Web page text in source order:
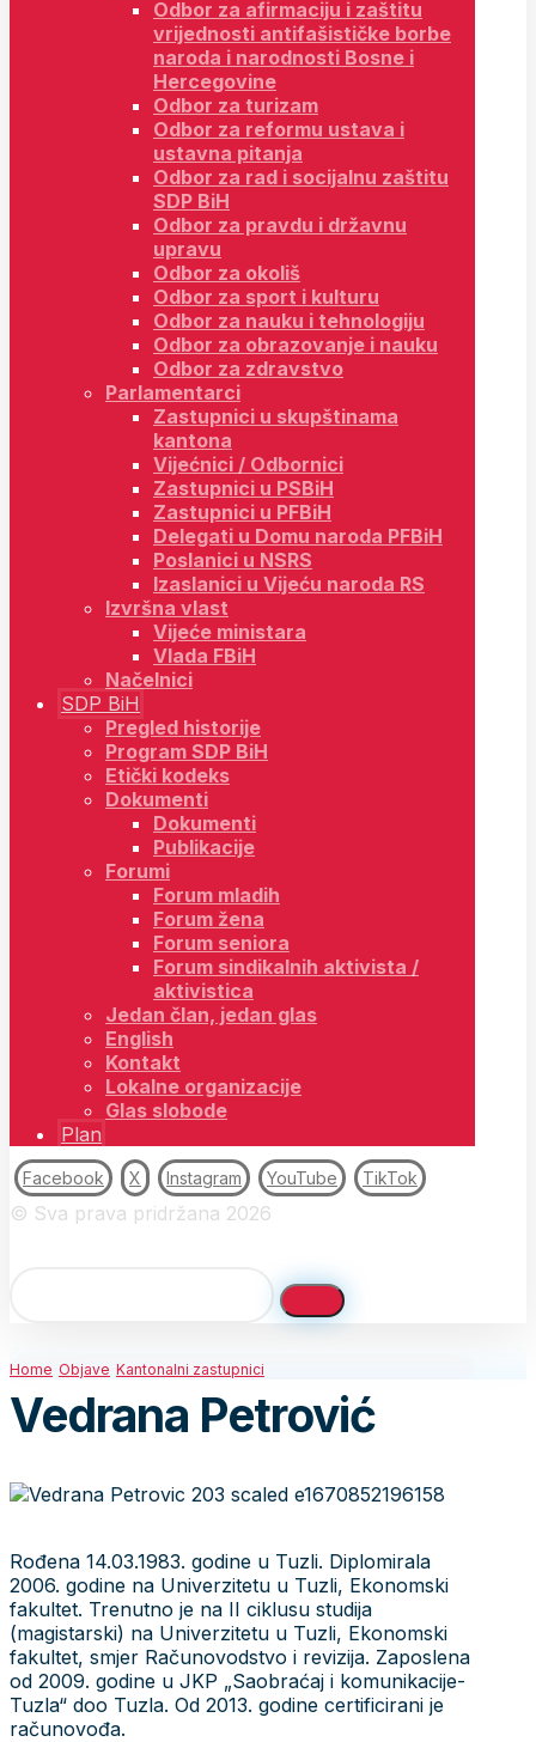
Odbor za afirmaciju i zaštitu
vrijednosti antifašističke borbe
naroda i narodnosti Bosne i
Hercegovine
Odbor za turizam
Odbor za reformu ustava i
ustavna pitanja
Odbor za rad i socijalnu zaštitu
SDP BiH
Odbor za pravdu i državnu
upravu
Odbor za okoliš
Odbor za sport i kulturu
Odbor za nauku i tehnologiju
Odbor za obrazovanje i nauku
Odbor za zdravstvo
Parlamentarci
Zastupnici u skupštinama
kantona
Vijećnici / Odbornici
Zastupnici u PSBiH
Zastupnici u PFBiH
Delegati u Domu naroda PFBiH
Poslanici u NSRS
Izaslanici u Vijeću naroda RS
Izvršna vlast
Vijeće ministara
Vlada FBiH
Načelnici
SDP BiH
Pregled historije
Program SDP BiH
Etički kodeks
Dokumenti
Dokumenti
Publikacije
Forumi
Forum mladih
Forum žena
Forum seniora
Forum sindikalnih aktivista /
aktivistica
Jedan član, jedan glas
English
Kontakt
Lokalne organizacije
Glas slobode
Plan
Facebook X Instagram YouTube TikTok
© Sva prava pridržana 2026
Home Objave Kantonalni zastupnici
Vedrana Petrović
Rođena 14.03.1983. godine u Tuzli. Diplomirala
2006. godine na Univerzitetu u Tuzli, Ekonomski
fakultet. Trenutno je na II ciklusu studija
(magistarski) na Univerzitetu u Tuzli, Ekonomski
fakultet, smjer Računovodstvo i revizija. Zaposlena
od 2009. godine u JKP „Saobraćaj i komunikacije-
Tuzla“ doo Tuzla. Od 2013. godine certificirani je
računovođa.